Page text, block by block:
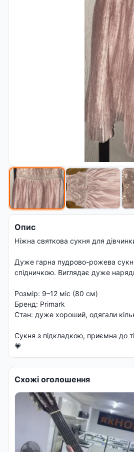
Опис
Ніжна святкова сукня для
Дуже гарна пудрово-рожева
спідничкою. Виглядає дуже
Розмір: 9–12 міс (80 см)
Бренд: Primark
Стан: дуже хороший, одягали
Сукня з підкладкою, приємна до
💗
Схожі оголошення